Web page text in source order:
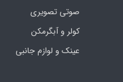
صوتی تصویری
کولر و آبگرمکن
عینک و لوازم جانبی